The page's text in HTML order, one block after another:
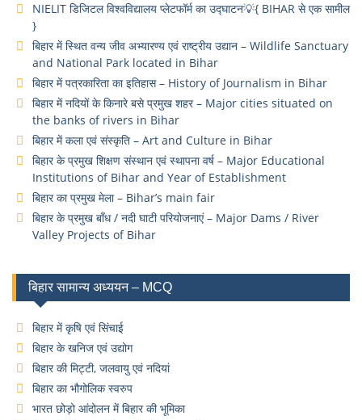
NIELIT डिजिटल विश्वविद्यालय प्लेटफॉर्म का उद्घाटन💡{ BIHAR से एक सामील
}
बिहार में स्थित वन्य जीव अभ्यारण्य एवं राष्ट्रीय उद्यान – Wildlife Sanctuary
and National Park located in Bihar
बिहार में पत्रकारिता का इतिहास – History of Journalism in Bihar
बिहार में नदियों के किनारे बसे प्रमुख शहर – Major cities situated on
the banks of rivers in Bihar
बिहार में कला एवं संस्कृति – Art and Culture in Bihar
बिहार के प्रमुख शिक्षण संस्थान एवं स्थापना वर्ष – Major Educational
Institutions of Bihar and Year of Establishment
बिहार का प्रमुख मेला – Bihar’s main fair
बिहार के प्रमुख बाँध / नदी घाटी परियोजनाएं – Major Dams / River
Valley Projects of Bihar
बिहार सामान्य अध्ययन – MCQ
बिहार में कृषि एवं सिंचाई
बिहार के खनिज एवं उद्योग
बिहार की मिट्टी, जलवायु एवं नदियां
बिहार का भौगोलिक स्वरुप
भारत छोड़ो आंदोलन में बिहार की भूमिका